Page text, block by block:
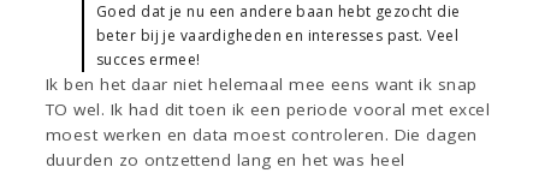
Goed dat je nu een andere baan hebt gezocht die
beter bij je vaardigheden en interesses past. Veel
succes ermee!
Ik ben het daar niet helemaal mee eens want ik snap
TO wel. Ik had dit toen ik een periode vooral met excel
moest werken en data moest controleren. Die dagen
duurden zo ontzettend lang en het was heel